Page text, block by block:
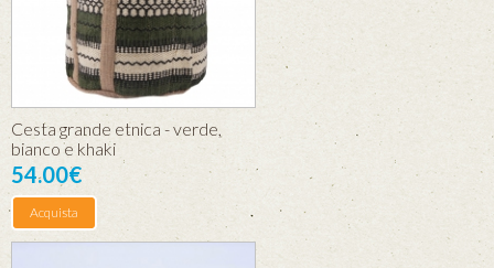
Cesta grande etnica - verde,
bianco e khaki
54.00€
Acquista